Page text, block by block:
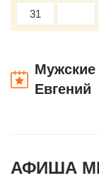
31
Евгений
АФИША